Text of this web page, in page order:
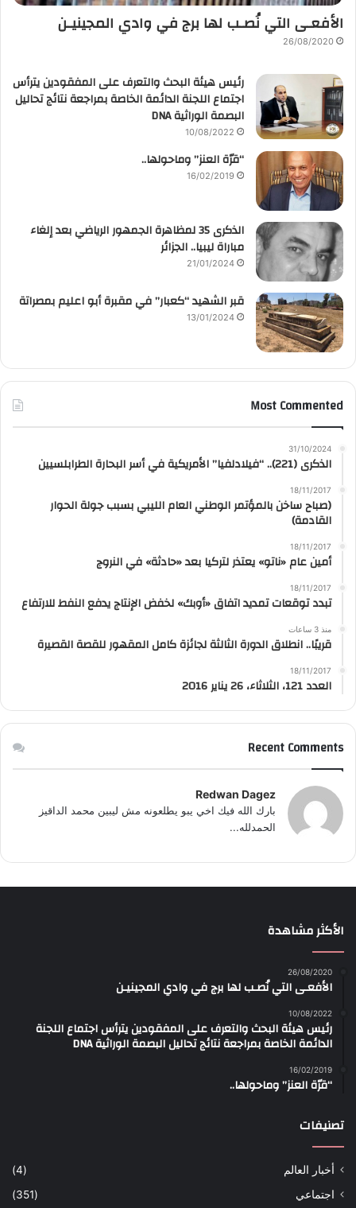
الأفعـى التي نُصـب لها برج في وادي المجينيـن
26/08/2020
رئيس هيئة البحث والتعرف على المفقودين يترأس
اجتماع اللجنة الدائمة الخاصة بمراجعة نتائج تحاليل
البصمة الوراثية DNA
10/08/2022
“قرّة العنز” وماحولها..
16/02/2019
الذكرى 35 لمظاهرة الجمهور الرياضي بعد إلغاء
مباراة ليبيا.. الجزائر
21/01/2024
قبر الشهيد “كعبار” في مقبرة أبو اعليم بمصراتة
13/01/2024
Most Commented
31/10/2024
الذكرى (221).. “فيلادلفيا” الأمريكية في أسر البحارة الطرابلسيين
18/11/2017
(صباح ساخن بالمؤتمر الوطني العام الليبي بسبب جولة الحوار
القادمة)
18/11/2017
أمين عام «ناتو» يعتذر لتركيا بعد «حادثة» في النروج
18/11/2017
تبدد توقعات تمديد اتفاق «أوبك» لخفض الإنتاج يدفع النفط للارتفاع
منذ 3 ساعات
قريبًا.. انطلاق الدورة الثالثة لجائزة كامل المقهور للقصة القصيرة
18/11/2017
العدد 121، الثلاثاء، 26 يناير 2016
Recent Comments
Redwan Dagez
بارك الله فيك اخي يبو يطلعونه مش ليبين محمد الداقيز
الحمدلله...
الأكثر مشاهدة
26/08/2020
الأفعـى التي نُصـب لها برج في وادي المجينيـن
10/08/2022
رئيس هيئة البحث والتعرف على المفقودين يترأس اجتماع اللجنة
الدائمة الخاصة بمراجعة نتائج تحاليل البصمة الوراثية DNA
16/02/2019
“قرّة العنز” وماحولها..
تصنيفات
أخبار العالم
(4)
اجتماعي
(351)